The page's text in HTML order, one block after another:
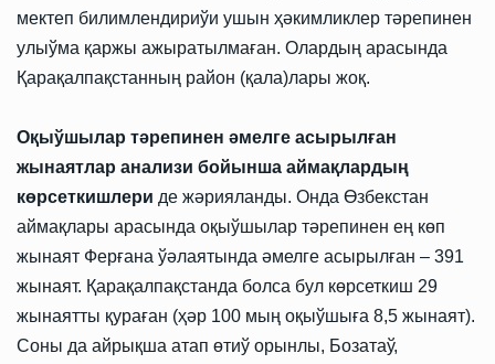
мектеп билимлендириўи ушын ҳәкимликлер тәрепинен
улыўма қаржы ажыратылмаған. Олардың арасында
Қарақалпақстанның район (қала)лары жоқ.
Оқыўшылар тәрепинен әмелге асырылған
жынаятлар анализи бойынша аймақлардың
көрсеткишлери де жәрияланды. Онда Өзбекстан
аймақлары арасында оқыўшылар тәрепинен ең көп
жынаят Ферғана ўәлаятында әмелге асырылған – 391
жынаят. Қарақалпақстанда болса бул көрсеткиш 29
жынаятты қураған (ҳәр 100 мың оқыўшыға 8,5 жынаят).
Соны да айрықша атап өтиў орынлы, Бозатаў,